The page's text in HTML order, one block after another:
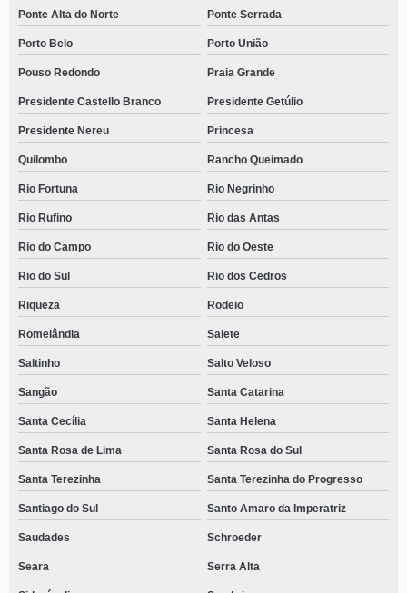
Ponte Alta do Norte Ponte Serrada
Porto Belo Porto União
Pouso Redondo Praia Grande
Presidente Castello Branco Presidente Getúlio
Presidente Nereu Princesa
Quilombo Rancho Queimado
Rio Fortuna Rio Negrinho
Rio Rufino Rio das Antas
Rio do Campo Rio do Oeste
Rio do Sul Rio dos Cedros
Riqueza Rodeio
Romelândia Salete
Saltinho Salto Veloso
Sangão Santa Catarina
Santa Cecília Santa Helena
Santa Rosa de Lima Santa Rosa do Sul
Santa Terezinha Santa Terezinha do Progresso
Santiago do Sul Santo Amaro da Imperatriz
Saudades Schroeder
Seara Serra Alta